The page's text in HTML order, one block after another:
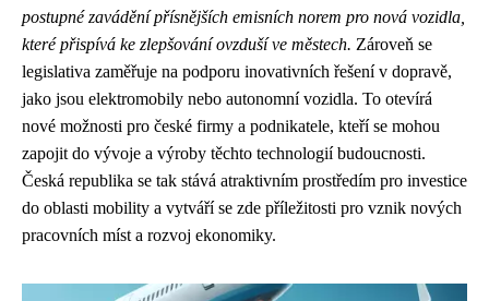
postupné zavádění přísnějších emisních norem pro nová vozidla,
které přispívá ke zlepšování ovzduší ve městech. Zároveň se
legislativa zaměřuje na podporu inovativních řešení v dopravě,
jako jsou elektromobily nebo autonomní vozidla. To otevírá
nové možnosti pro české firmy a podnikatele, kteří se mohou
zapojit do vývoje a výroby těchto technologií budoucnosti.
Česká republika se tak stává atraktivním prostředím pro investice
do oblasti mobility a vytváří se zde příležitosti pro vznik nových
pracovních míst a rozvoj ekonomiky.